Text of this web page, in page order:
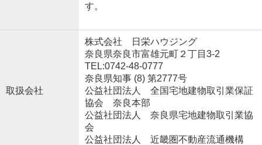
す。
取扱会社
株式会社 日栄ハウジング
奈良県奈良市富雄元町２丁目3-2
TEL:0742-48-0777
奈良県知事 (8) 第2777号
公益社団法人 全国宅地建物取引業保証
協会 奈良本部
公益社団法人 奈良県宅地建物取引業協
会
公益社団法人 近畿圏不動産流通機構